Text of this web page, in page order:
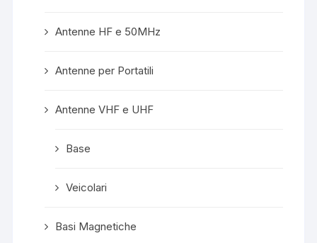
Antenne HF e 50MHz
Antenne per Portatili
Antenne VHF e UHF
Base
Veicolari
Basi Magnetiche